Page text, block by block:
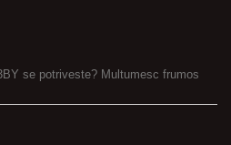
se potriveste? Multumesc frumos